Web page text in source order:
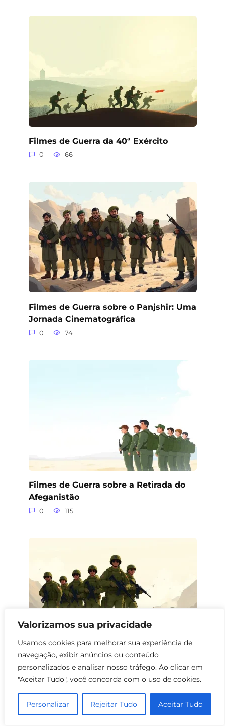
Valorizamos sua privacidade
Usamos cookies para melhorar sua experiência de
navegação, exibir anúncios ou conteúdo
personalizados e analisar nosso tráfego. Ao clicar em
"Aceitar Tudo", você concorda com o uso de cookies.
Personalizar Rejeitar Tudo Aceitar Tudo
Filmes de Guerra da 40ª Exército
0 66
Filmes de Guerra sobre o Panjshir: Uma
Jornada Cinematográfica
0 74
Filmes de Guerra sobre a Retirada do
Afeganistão
0 115
Filmes sobre Forças Especiais no
Afeganistão